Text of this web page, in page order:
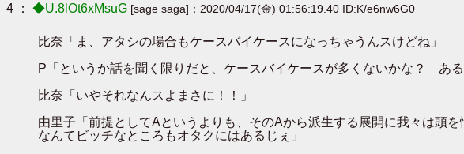
4 ： ◆U.8lOt6xMsuG [sage saga]：2020/04/17(金) 01:56:19.40 ID:K/e6nw6G0
比奈「ま、アタシの場合もケースバイケースになっちゃうんスけどね」
P「というか話を聞く限りだと、ケースバイケースが多くないかな？ あ
比奈「いやそれなんスよまさに！！」
由里子「前提としてAというよりも、そのAから派生する展開に我々は頭
なんてビッチなところもオタクにはあるじぇ」